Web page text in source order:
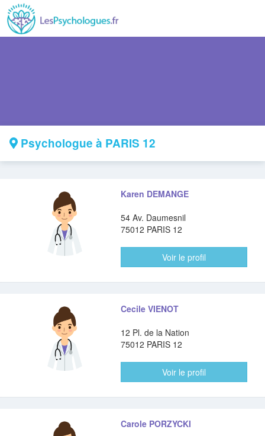
Psychologue à PARIS 12
Karen DEMANGE
54 Av. Daumesnil
75012 PARIS 12
Voir le profil
Cecile VIENOT
12 Pl. de la Nation
75012 PARIS 12
Voir le profil
Carole PORZYCKI